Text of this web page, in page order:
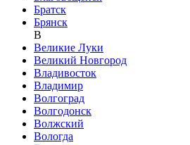
Братск
Брянск
В
Великие Луки
Великий Новгород
Владивосток
Владимир
Волгоград
Волгодонск
Волжский
Вологда